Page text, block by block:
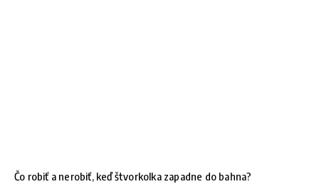
Čo robiť a nerobiť, keď štvorkolka zapadne do bahna?